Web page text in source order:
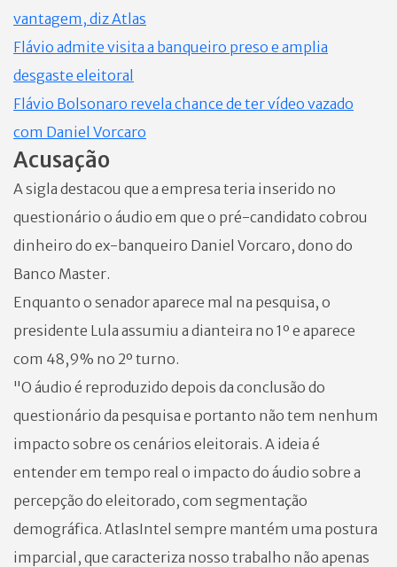
vantagem, diz Atlas
Flávio admite visita a banqueiro preso e amplia
desgaste eleitoral
Flávio Bolsonaro revela chance de ter vídeo vazado
com Daniel Vorcaro
Acusação
A sigla destacou que a empresa teria inserido no
questionário o áudio em que o pré-candidato cobrou
dinheiro do ex-banqueiro Daniel Vorcaro, dono do
Banco Master.
Enquanto o senador aparece mal na pesquisa, o
presidente Lula assumiu a dianteira no 1º e aparece
com 48,9% no 2º turno.
"O áudio é reproduzido depois da conclusão do
questionário da pesquisa e portanto não tem nenhum
impacto sobre os cenários eleitorais. A ideia é
entender em tempo real o impacto do áudio sobre a
percepção do eleitorado, com segmentação
demográfica. AtlasIntel sempre mantém uma postura
imparcial, que caracteriza nosso trabalho não apenas